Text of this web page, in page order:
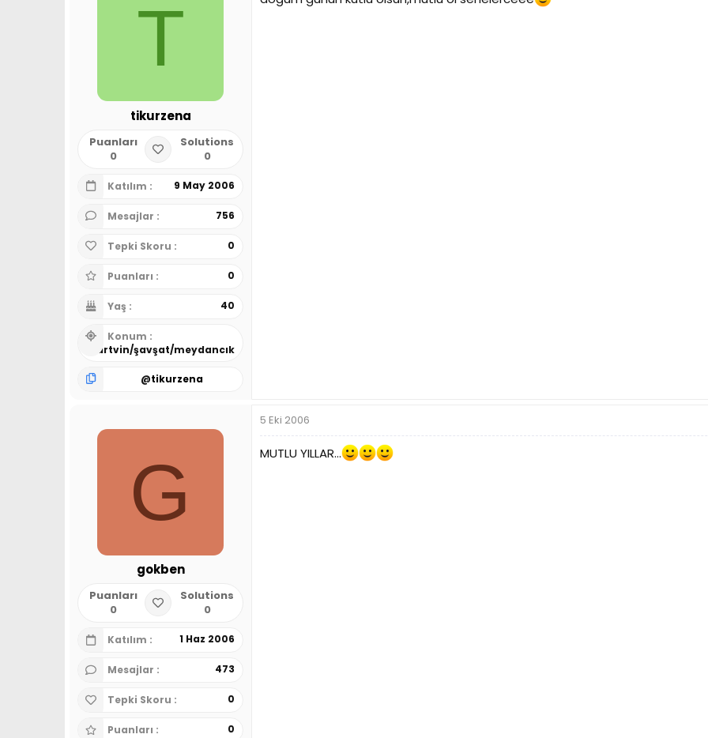
T
tikurzena
Puanları
0
Solutions
0
Katılım 9 May 2006
Mesajlar 756
Tepki Skoru 0
Puanları 0
Yaş 40
Konum
artvin/şavşat/meydancık
@tikurzena
G
gokben
Puanları
0
Solutions
0
Katılım 1 Haz 2006
Mesajlar 473
Tepki Skoru 0
Puanları 0
5 Eki 2006
MUTLU YILLAR...